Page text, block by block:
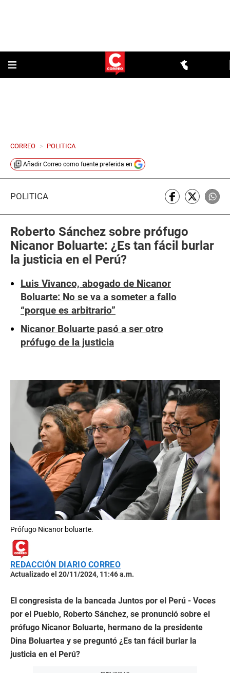
CORREO > POLITICA
Añadir Correo como fuente preferida en
POLÍTICA
Roberto Sánchez sobre prófugo
Nicanor Boluarte: ¿Es tan fácil burlar
la justicia en el Perú?
Luis Vivanco, abogado de Nicanor
Boluarte: No se va a someter a fallo
“porque es arbitrario”
Nicanor Boluarte pasó a ser otro
prófugo de la justicia
Prófugo Nicanor boluarte.
REDACCIÓN DIARIO CORREO
Actualizado el 20/11/2024, 11:46 a.m.
El congresista de la bancada Juntos por el Perú - Voces
por el Pueblo, Roberto Sánchez, se pronunció sobre el
prófugo Nicanor Boluarte, hermano de la presidente
Dina Boluartea y se preguntó ¿Es tan fácil burlar la
justicia en el Perú?